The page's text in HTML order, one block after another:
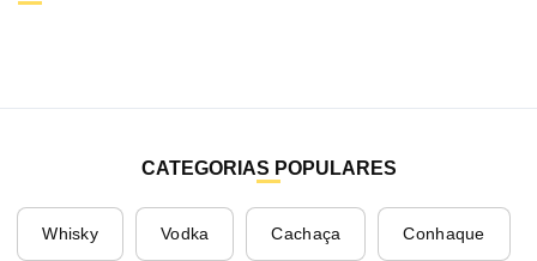
CATEGORIAS POPULARES
Whisky Vodka Cachaça Conhaque